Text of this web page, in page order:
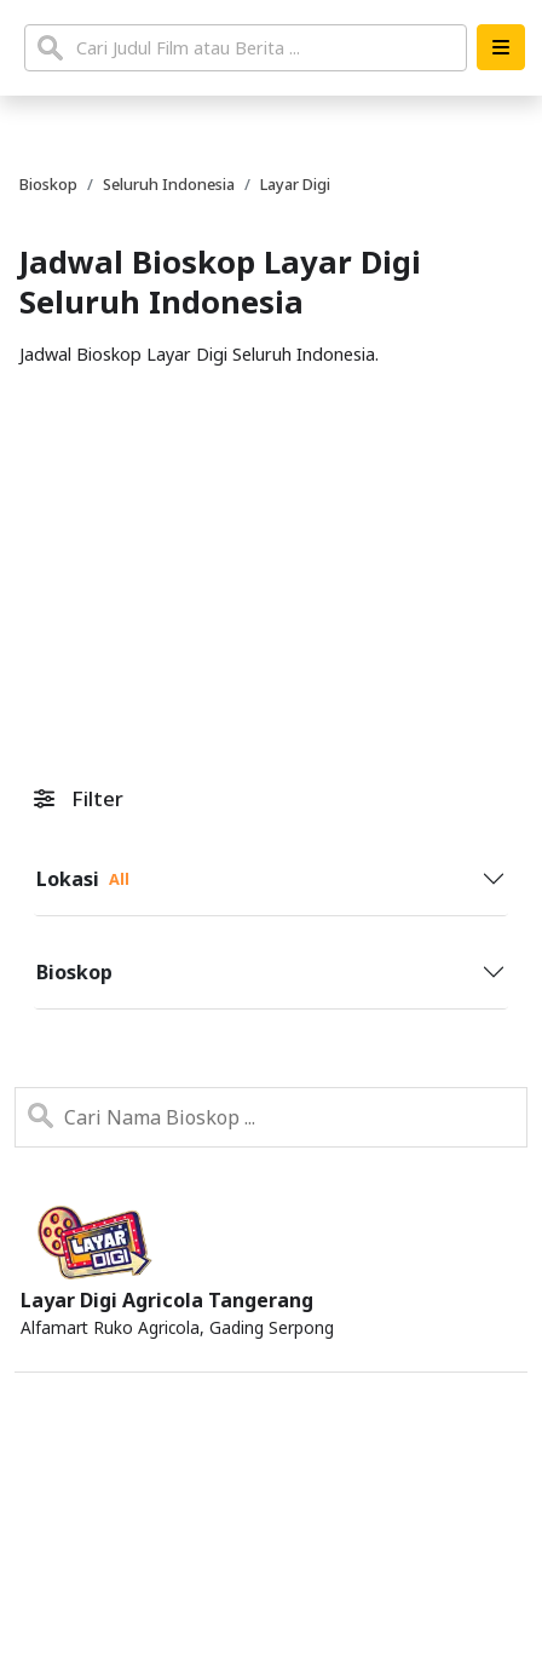
Bioskop Seluruh Indonesia Layar Digi
Jadwal Bioskop Layar Digi
Seluruh Indonesia
Jadwal Bioskop Layar Digi Seluruh Indonesia.
Layar Digi Agricola Tangerang
Alfamart Ruko Agricola, Gading Serpong
Filter
Lokasi All
Bioskop